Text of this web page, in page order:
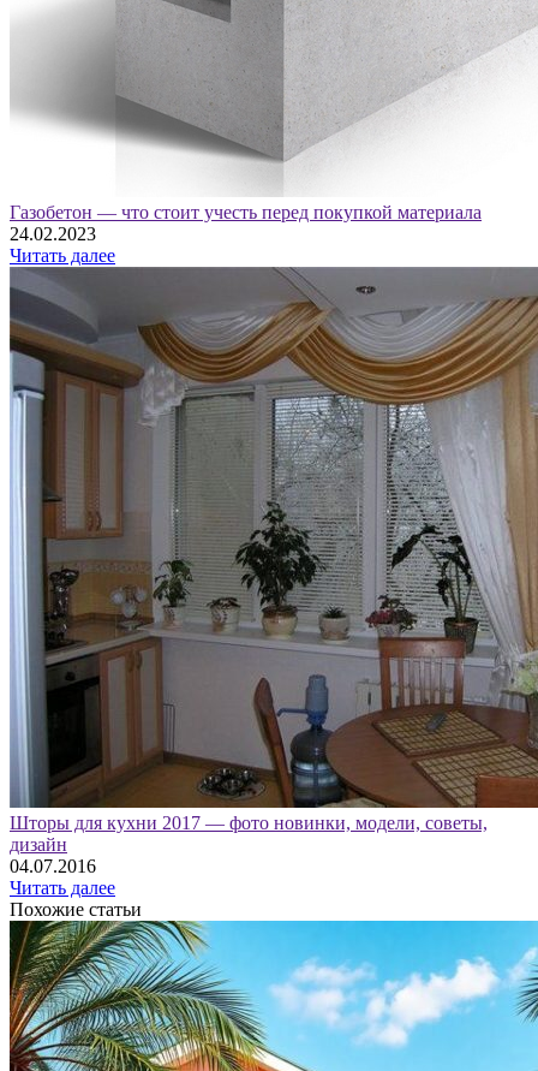
Газобетон — что стоит учесть перед покупкой материала
24.02.2023
Читать далее
Шторы для кухни 2017 — фото новинки, модели, советы,
дизайн
04.07.2016
Читать далее
Похожие статьи